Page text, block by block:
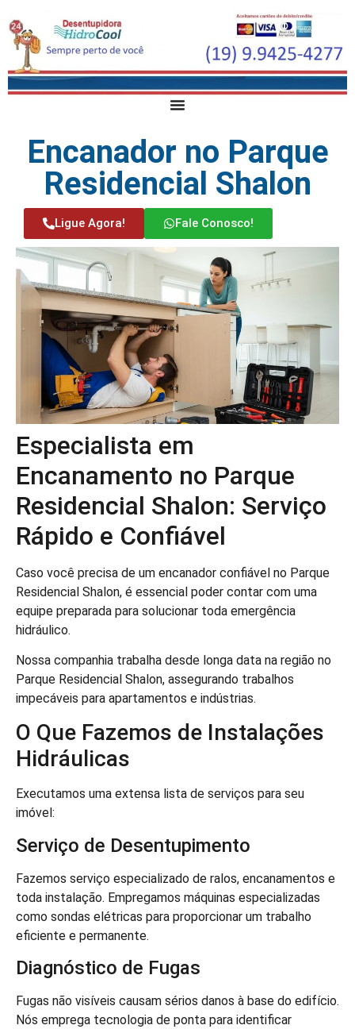
Encanador no Parque
Residencial Shalon
Ligue Agora! Fale Conosco!
Especialista em
Encanamento no Parque
Residencial Shalon: Serviço
Rápido e Confiável
Caso você precisa de um encanador confiável no Parque
Residencial Shalon, é essencial poder contar com uma
equipe preparada para solucionar toda emergência
hidráulico.
Nossa companhia trabalha desde longa data na região no
Parque Residencial Shalon, assegurando trabalhos
impecáveis para apartamentos e indústrias.
O Que Fazemos de Instalações
Hidráulicas
Executamos uma extensa lista de serviços para seu
imóvel:
Serviço de Desentupimento
Fazemos serviço especializado de ralos, encanamentos e
toda instalação. Empregamos máquinas especializadas
como sondas elétricas para proporcionar um trabalho
eficiente e permanente.
Diagnóstico de Fugas
Fugas não visíveis causam sérios danos à base do edifício.
Nós emprega tecnologia de ponta para identificar